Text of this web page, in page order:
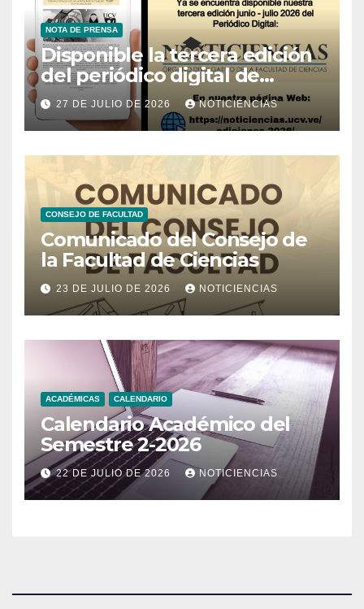
NOTA DE PRENSA
Disponible la tercera edición
del periódico digital de
Noticiencias 2026
27 DE JULIO DE 2026 NOTICIENCIAS
CONSEJO DE FACULTAD
Comunicado del Consejo de
la Facultad de Ciencias
23 DE JULIO DE 2026 NOTICIENCIAS
ACADÉMICAS CALENDARIO
Calendario Académico del
Semestre 2-2026
22 DE JULIO DE 2026 NOTICIENCIAS